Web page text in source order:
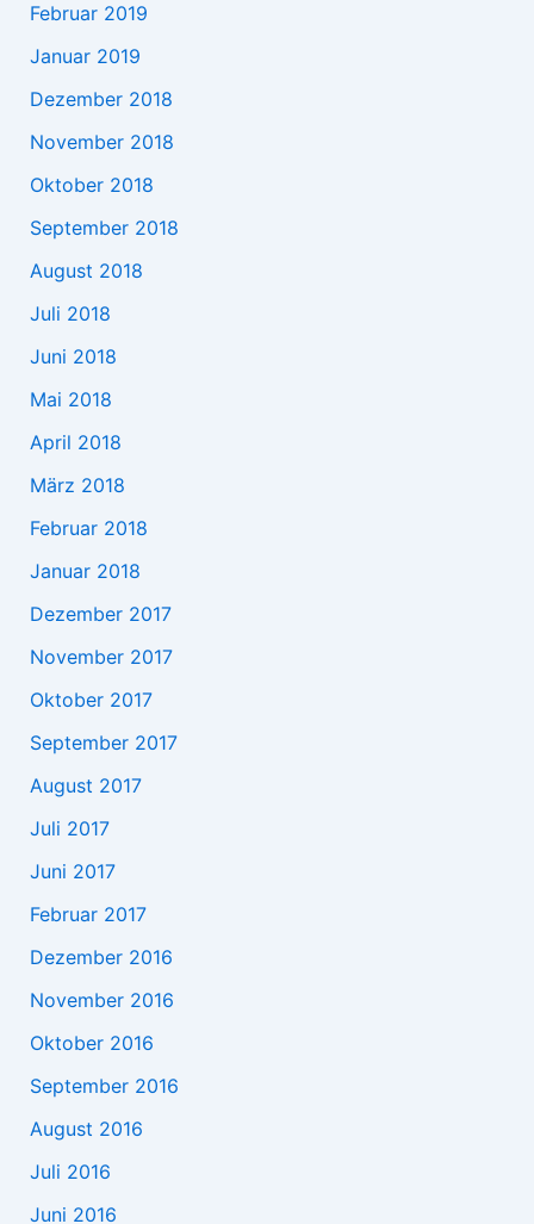
Februar 2019
Januar 2019
Dezember 2018
November 2018
Oktober 2018
September 2018
August 2018
Juli 2018
Juni 2018
Mai 2018
April 2018
März 2018
Februar 2018
Januar 2018
Dezember 2017
November 2017
Oktober 2017
September 2017
August 2017
Juli 2017
Juni 2017
Februar 2017
Dezember 2016
November 2016
Oktober 2016
September 2016
August 2016
Juli 2016
Juni 2016